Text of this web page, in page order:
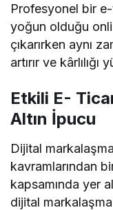
Profesyonel bir
yoğun olduğu
çıkarırken aynı
artırır ve kârlılığı
Etkili E-
Altın İpucu
Dijital
kavramlarından
kapsamında yer
dijital